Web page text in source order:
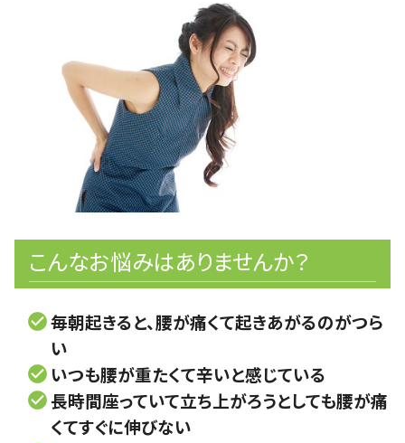
こんなお悩みはありませんか？
毎朝起きると、腰が痛くて起きあがるのがつら
い
いつも腰が重たくて辛いと感じている
長時間座っていて立ち上がろうとしても腰が痛
くてすぐに伸びない